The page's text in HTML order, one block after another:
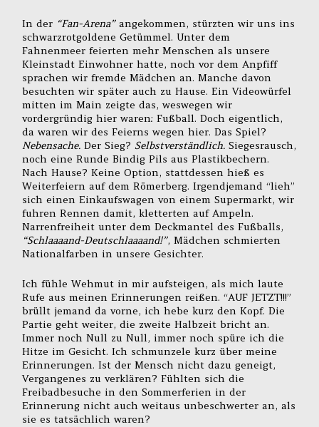
In der “Fan-Arena”angekommen, stürzten wir uns ins
schwarzrotgoldene Getümmel. Unter dem
Fahnenmeer feierten mehr Menschen als unsere
Kleinstadt Einwohner hatte, noch vor dem Anpfiff
sprachen wir fremde Mädchen an. Manche davon
besuchten wir später auch zu Hause. Ein Videowürfel
mitten im Main zeigte das, weswegen wir
vordergründig hier waren: Fußball. Doch eigentlich,
da waren wir des Feierns wegen hier. Das Spiel?
Nebensache. Der Sieg?Selbstverständlich. Siegesrausch,
noch eine Runde Bindig Pils aus Plastikbechern.
Nach Hause? Keine Option, stattdessen hieß es
Weiterfeiern auf dem Römerberg. Irgendjemand “lieh”
sich einen Einkaufswagen von einem Supermarkt, wir
fuhren Rennen damit, kletterten auf Ampeln.
Narrenfreiheit unter dem Deckmantel des Fußballs,
“Schlaaaand-Deutschlaaaand!”, Mädchen schmierten
Nationalfarben in unsere Gesichter.
Ich fühle Wehmut in mir aufsteigen, als mich laute
Rufe aus meinen Erinnerungen reißen. “AUF JETZT!!!”
brüllt jemand da vorne, ich hebe kurz den Kopf. Die
Partie geht weiter, die zweite Halbzeit bricht an.
Immer noch Null zu Null, immer noch spüre ich die
Hitze im Gesicht. Ich schmunzele kurz über meine
Erinnerungen. Ist der Mensch nicht dazu geneigt,
Vergangenes zu verklären? Fühlten sich die
Freibadbesuche in den Sommerferien in der
Erinnerung nicht auch weitaus unbeschwerter an, als
sie es tatsächlich waren?